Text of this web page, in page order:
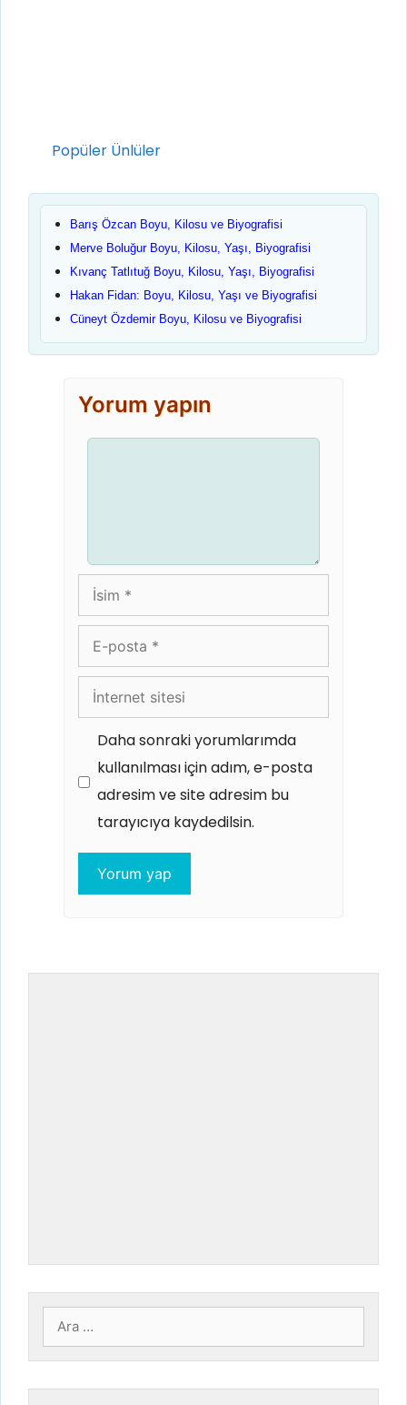
Kategoriler
Popüler Ünlüler
Barış Özcan Boyu, Kilosu ve Biyografisi
Merve Boluğur Boyu, Kilosu, Yaşı, Biyografisi
Kıvanç Tatlıtuğ Boyu, Kilosu, Yaşı, Biyografisi
Hakan Fidan: Boyu, Kilosu, Yaşı ve Biyografisi
Cüneyt Özdemir Boyu, Kilosu ve Biyografisi
Yorum yapın
İsim
posta
İnternet
sitesi
Daha sonraki yorumlarımda
kullanılması için adım, e-posta
adresim ve site adresim bu
tarayıcıya kaydedilsin.
için
ara